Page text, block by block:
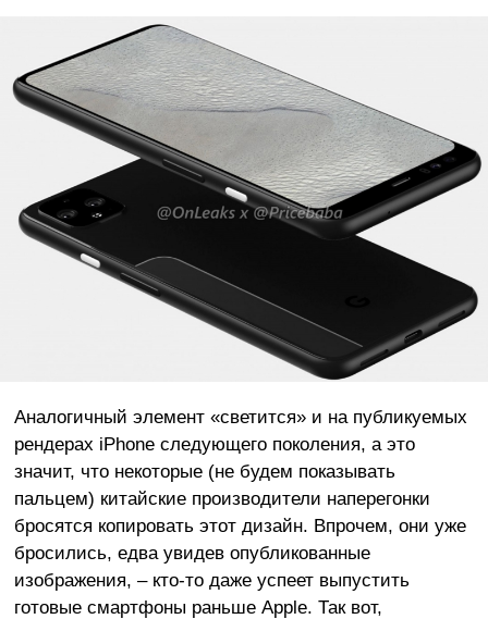
Аналогичный элемент «светится» и на публикуемых
рендерах iPhone следующего поколения, а это
значит, что некоторые (не будем показывать
пальцем) китайские производители наперегонки
бросятся копировать этот дизайн. Впрочем, они уже
бросились, едва увидев опубликованные
изображения, – кто-то даже успеет выпустить
готовые смартфоны раньше Apple. Так вот,